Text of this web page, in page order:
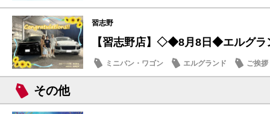
納車式
習志野
【習志野店】◇◆8月8日◆エルグ
ミニバン・ワゴン エルグランド ご挨拶
その他